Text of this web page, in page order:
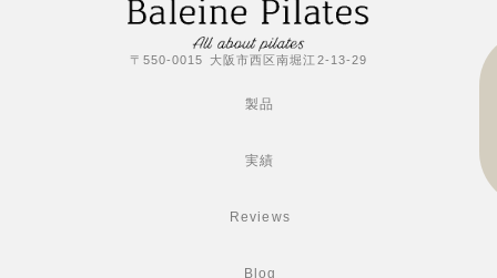
〒550-0015 大阪市西区南堀江2-13-29
製品
実績
Reviews
Blog